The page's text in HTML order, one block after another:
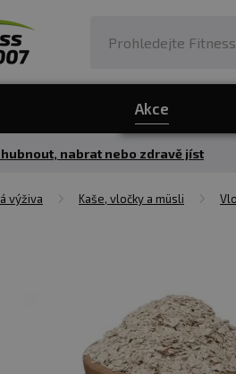
Akce
hubnout, nabrat nebo zdravě jíst
výživa Kaše, vločky a müsli